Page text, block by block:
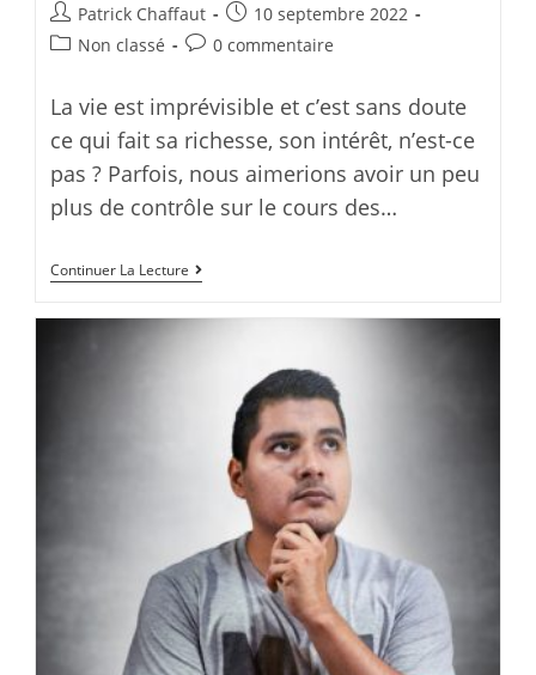
Post
author:
Patrick Chaffaut
Post
published:
10 septembre 2022
PostNon classé
Post0 commentaire
La vie est imprévisible et c’est sans doute
ce qui fait sa richesse, son intérêt, n’est-ce
pas ? Parfois, nous aimerions avoir un peu
plus de contrôle sur le cours des…
Continuer La Lecture
DANS
MONDE
INCERTAIN